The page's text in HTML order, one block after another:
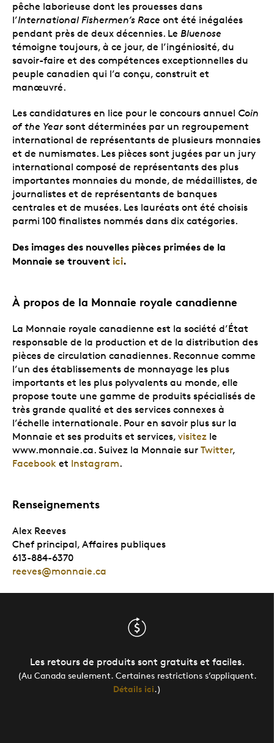
pêche laborieuse dont les prouesses dans
l’International Fishermen’s Race ont été inégalées
pendant près de deux décennies. Le Bluenose
témoigne toujours, à ce jour, de l’ingéniosité, du
savoir-faire et des compétences exceptionnelles du
peuple canadien qui l’a conçu, construit et
manœuvré.
Les candidatures en lice pour le concours annuel Coin
of the Year sont déterminées par un regroupement
international de représentants de plusieurs monnaies
et de numismates. Les pièces sont jugées par un jury
international composé de représentants des plus
importantes monnaies du monde, de médaillistes, de
journalistes et de représentants de banques
centrales et de musées. Les lauréats ont été choisis
parmi 100 finalistes nommés dans dix catégories.
Des images des nouvelles pièces primées de la
Monnaie se trouvent ici.
À propos de la Monnaie royale canadienne
La Monnaie royale canadienne est la société d’État
responsable de la production et de la distribution des
pièces de circulation canadiennes. Reconnue comme
l’un des établissements de monnayage les plus
importants et les plus polyvalents au monde, elle
propose toute une gamme de produits spécialisés de
très grande qualité et des services connexes à
l’échelle internationale. Pour en savoir plus sur la
Monnaie et ses produits et services, visitez le
www.monnaie.ca. Suivez la Monnaie sur Twitter,
Facebook et Instagram.
Renseignements
Alex Reeves
Chef principal, Affaires publiques
613-884-6370
reeves@monnaie.ca
Les retours de produits sont gratuits et faciles.
(Au Canada seulement. Certaines restrictions s’appliquent.
Détails ici.)